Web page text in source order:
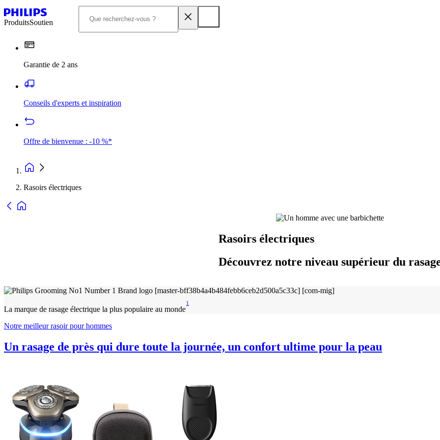
ProduitsSoutien
Garantie de 2 ans
Conseils d'experts et inspiration
Offre de bienvenue : -10 %*
Rasoirs électriques
Rasoirs électriques
Découvrez notre niveau supérieur du
La marque de rasage électrique la plus populaire au monde
1
Notre meilleur rasoir pour hommes
Un rasage de près qui dure toute la journée, un confort ultime pour la peau